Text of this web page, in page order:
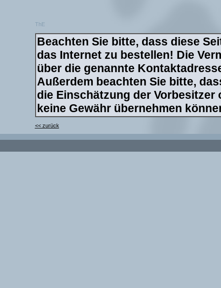
ThE
Beachten Sie bitte, dass diese
das Internet zu bestellen! Die
über die genannte
Außerdem beachten Sie bitte,
die Einschätzung der
keine Gewähr übernehmen
<< zurück